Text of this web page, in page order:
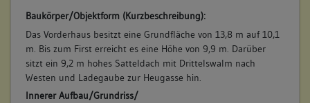
Baukörper/Objektform (Kurzbeschreibung):
Das Vorderhaus besitzt eine Grundfläche von 13,8 m auf 10,1
m. Bis zum First erreicht es eine Höhe von 9,9 m. Darüber
sitzt ein 9,2 m hohes Satteldach mit Drittelswalm nach
Westen und Ladegaube zur Heugasse hin.
Innerer Aufbau/Grundriss/